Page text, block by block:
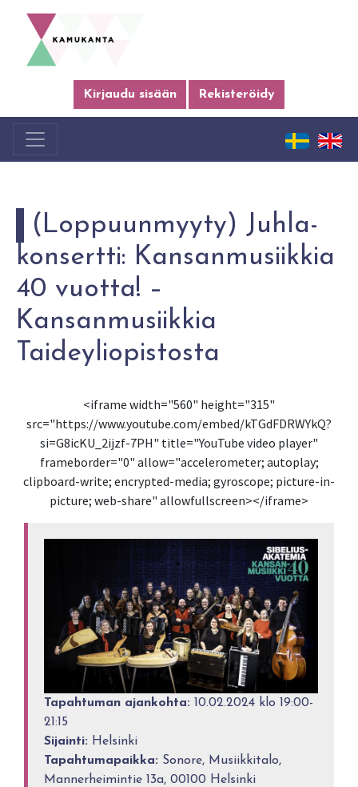
Kirjaudu sisään Rekisteröidy
(Lop­puun­myy­ty) Juh­la­
kon­sert­ti: Kan­san­musiik­kia
40 vuot­ta! –
Kansanmusiikkia
Taideyliopistosta
<iframe width="560" height="315"
src="https://www.youtube.com/embed/kTGdFDRWYkQ?
si=G8icKU_2ijzf-7PH" title="YouTube video player"
frameborder="0" allow="accelerometer; autoplay;
clipboard-write; encrypted-media; gyroscope; picture-in-
picture; web-share" allowfullscreen></iframe>
Tapahtuman ajankohta: 10.02.2024 klo 19:00-
21:15
Sijainti: Helsinki
Tapahtumapaikka: Sonore, Musiikkitalo,
Mannerheimintie 13a, 00100 Helsinki